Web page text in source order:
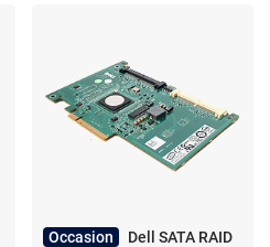
Occasion
Dell SATA RAID